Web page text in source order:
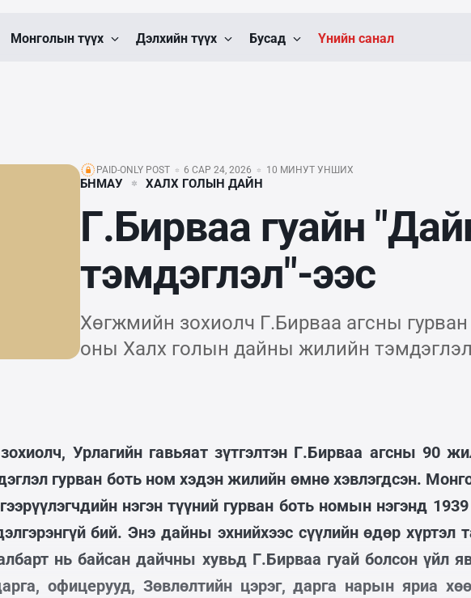
Монголын түүх Дэлхийн түүх Бусад Үнийн санал
PAID-ONLY POST 6 САР 24, 2026 10 МИНУТ УНШИХ
БНМАУ ХАЛХ ГОЛЫН ДАЙН
Г.Бирваа гуайн
тэмдэглэл"-ээс
Хөгжмийн зохиолч Г.Бирваа агсны
оны Халх голын дайны жилийн
Урлагийн гавьяат зүтгэлтэн Г.Бирваа агсны 90
гурван боть ном хэдэн жилийн өмнө хэвлэгдсэн.
нэгэн түүний гурван боть номын нэгэнд
бий. Энэ дайны эхнийхээс сүүлийн өдөр хүртэл
нь байсан дайчны хувьд Г.Бирваа гуай болсон үйл
офицерууд, Зөвлөлтийн цэрэг, дарга нарын яриа